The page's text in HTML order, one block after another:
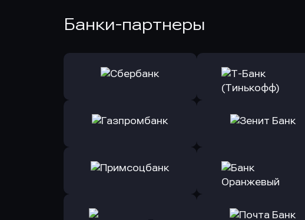
Банки-партнеры
Оправить заявку
Оправить заявку
Оправить заявку
Оправить заявку
в Зенит Банк
Оправить заявку
Оправить заявку